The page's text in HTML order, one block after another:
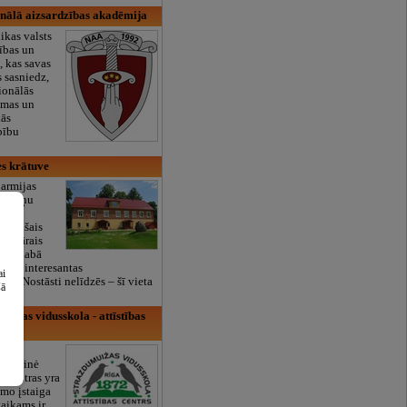
aizsardzības akadēmija
valsts
un
kas savas
sasniedz,
un
krātuve
glabā
un interesantas
nelīdzēs – šī vieta
vidusskola - attīstības
centras yra
įstaiga